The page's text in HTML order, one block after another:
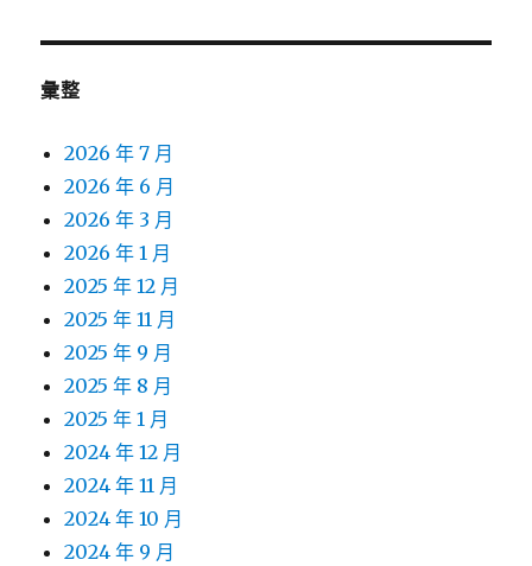
彙整
2026 年 7 月
2026 年 6 月
2026 年 3 月
2026 年 1 月
2025 年 12 月
2025 年 11 月
2025 年 9 月
2025 年 8 月
2025 年 1 月
2024 年 12 月
2024 年 11 月
2024 年 10 月
2024 年 9 月